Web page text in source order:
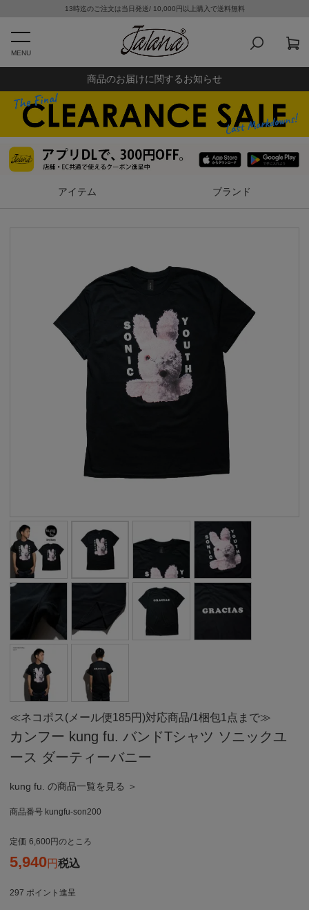
13時迄のご注文は当日発送/ 10,000円以上購入で送料無料
MENU
商品のお届けに関するお知らせ
アイテム ブランド
≪ネコポス(メール便185円)対応商品/1梱包1点まで≫
カンフー kung fu. バンドTシャツ ソニックユ
ース ダーティーバニー
kung fu. の商品一覧を見る ＞
商品番号 kungfu-son200
定価 6,600 のところ
5,940 税込
297 ポイント進呈